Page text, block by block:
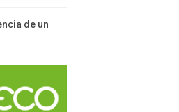
de un